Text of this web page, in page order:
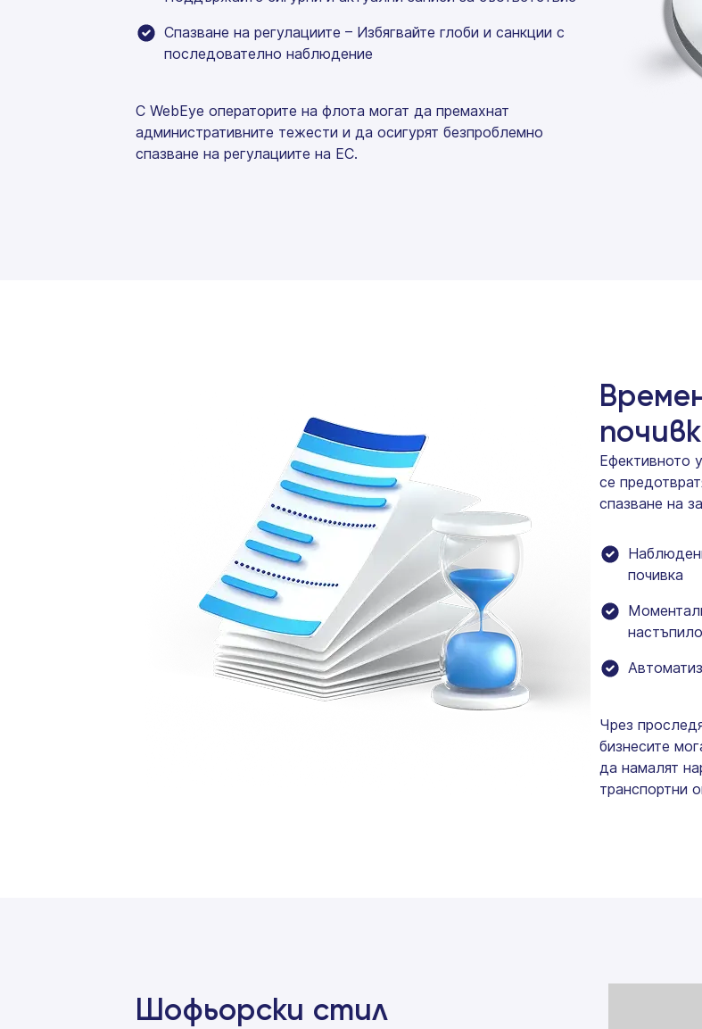
Спазване на регулациите – Избягвайте глоби и санкции с
последователно наблюдение
С WebEye операторите на флота могат да премахнат
административните тежести и да осигурят безпроблемно
спазване на регулациите на ЕС.
Ефективното
се
спазване на
почивка
настъпило
Чрез
бизнесите
да намалят
транспортни
Шофьорски стил